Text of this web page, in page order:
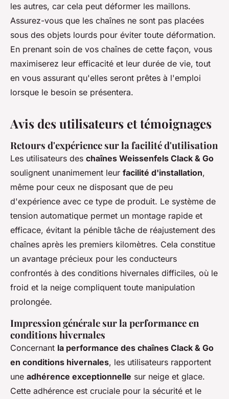
les autres, car cela peut déformer les maillons.
Assurez-vous que les chaînes ne sont pas placées
sous des objets lourds pour éviter toute déformation.
En prenant soin de vos chaînes de cette façon, vous
maximiserez leur efficacité et leur durée de vie, tout
en vous assurant qu'elles seront prêtes à l'emploi
lorsque le besoin se présentera.
Avis des utilisateurs et témoignages
Retours d'expérience sur la facilité d'utilisation
Les utilisateurs des chaînes Weissenfels Clack & Go
soulignent unanimement leur facilité d'installation,
même pour ceux ne disposant que de peu
d'expérience avec ce type de produit. Le système de
tension automatique permet un montage rapide et
efficace, évitant la pénible tâche de réajustement des
chaînes après les premiers kilomètres. Cela constitue
un avantage précieux pour les conducteurs
confrontés à des conditions hivernales difficiles, où le
froid et la neige compliquent toute manipulation
prolongée.
Impression générale sur la performance en
conditions hivernales
Concernant la performance des chaînes Clack & Go
en conditions hivernales, les utilisateurs rapportent
une adhérence exceptionnelle sur neige et glace.
Cette adhérence est cruciale pour la sécurité et le